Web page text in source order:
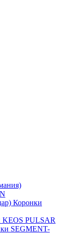
Коронки
KEOS PULSAR
SEGMENT-